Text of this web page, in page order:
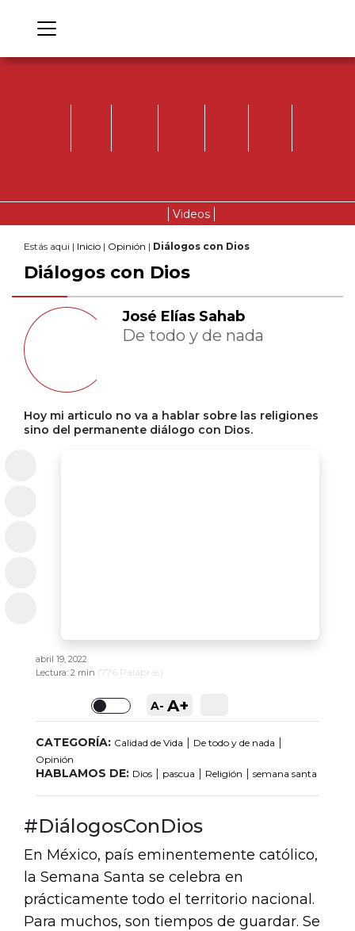
Videos
Estás aqui | Inicio | Opinión | Diálogos con Dios
Diálogos con Dios
José Elías Sahab
De todo y de nada
Hoy mi articulo no va a hablar sobre las religiones
sino del permanente diálogo con Dios.
abril 19, 2022
Lectura: 2 min (776 Palabras)
Toggle
A- A+
CATEGORÍA: Calidad de Vida | De todo y de nada |
Opinión
HABLAMOS DE: Dios | pascua | Religión | semana santa
#DiálogosConDios
En México, país eminentemente católico,
la Semana Santa se celebra en
prácticamente todo el territorio nacional.
Para muchos, son tiempos de guardar. Se